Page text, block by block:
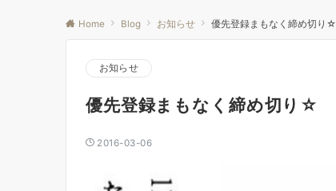
Home Blog お知らせ 優先登録まもなく締め切り☆
お知らせ
優先登録まもなく締め切り☆
2016-03-06